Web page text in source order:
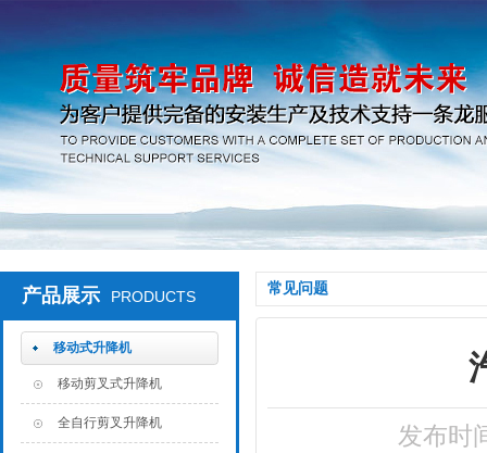
产品展示 PRODUCTS
移动式升降机
移动剪叉式升降机
全自行剪叉升降机
常见问题
发布时